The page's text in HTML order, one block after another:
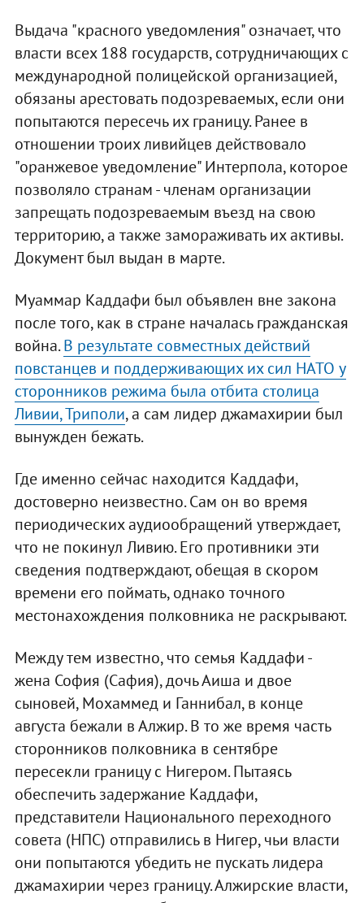
Выдача "красного уведомления" означает, что
власти всех 188 государств, сотрудничающих с
международной полицейской организацией,
обязаны арестовать подозреваемых, если они
попытаются пересечь их границу. Ранее в
отношении троих ливийцев действовало
"оранжевое уведомление" Интерпола, которое
позволяло странам - членам организации
запрещать подозреваемым въезд на свою
территорию, а также замораживать их активы.
Документ был выдан в марте.
Муаммар Каддафи был объявлен вне закона
после того, как в стране началась гражданская
война.В результате совместных действий
повстанцев и поддерживающих их сил НАТО у
сторонников режима была отбита столица
Ливии, Триполи, а сам лидер джамахирии был
вынужден бежать.
Где именно сейчас находится Каддафи,
достоверно неизвестно. Сам он во время
периодических аудиообращений утверждает,
что не покинул Ливию. Его противники эти
сведения подтверждают, обещая в скором
времени его поймать, однако точного
местонахождения полковника не раскрывают.
Между тем известно, что семья Каддафи -
жена София (Сафия), дочь Аиша и двое
сыновей, Мохаммед и Ганнибал, в конце
августа бежали в Алжир. В то же время часть
сторонников полковника в сентябре
пересекли границу с Нигером. Пытаясь
обеспечить задержание Каддафи,
представители Национального переходного
совета (НПС) отправились в Нигер, чьи власти
они попытаются убедить не пускать лидера
джамахирии через границу. Алжирские власти,